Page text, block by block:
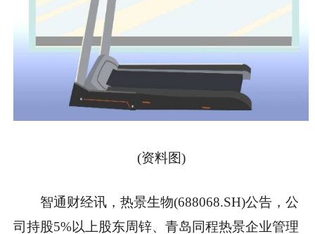
(资料图)
智通财经讯，热景生物(688068.SH)公告，公
司持股5%以上股东周锌、青岛同程热景企业管理